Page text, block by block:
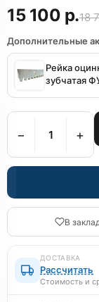
15 100 р.18
Дополнительные
Рейка
зубчатая
− +
В
ДОСТАВКА
Рассчитать
Стоимость и